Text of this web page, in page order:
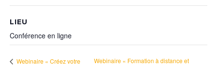
LIEU
Conférence en ligne
Webinaire « Créez votre
Webinaire « Formation à distance et